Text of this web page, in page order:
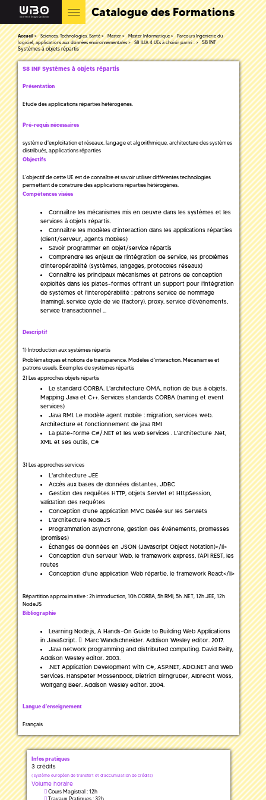
Catalogue des Formations
Accueil Sciences, Technologies, Santé Master Master Informatique
Parcours Ingénierie du
logiciel, applications aux données environnementales
S8 ILIA 4 UEs à choisir parmi :
S8 INF
Systèmes à objets répartis
S8 INF Systèmes à objets répartis
Présentation
Etude des applications réparties hétérogènes.
Pré-requis nécessaires
système d'exploitation et réseaux, langage et algorithmique, architecture des systèmes
distribués, applications réparties
Objectifs
L’objectif de cette UE est de connaître et savoir utiliser différentes technologies
permettant de construire des applications réparties hétérogènes.
Compétences visées
Connaître les mécanismes mis en oeuvre dans les systèmes et les
services à objets répartis.
Connaître les modèles d’interaction dans les applications réparties
(client/serveur, agents mobiles)
Savoir programmer en objet/service répartis
Comprendre les enjeux de l'intégration de service, les problèmes
d'interopérabilité (systèmes, langages, protocoles réseaux)
Connaître les principaux mécanismes et patrons de conception
exploités dans les plates-formes offrant un support pour l'intégration
de systèmes et l'interopérabilité : patrons service de nommage
(naming), service cycle de vie (factory), proxy, service d'événements,
service transactionnel ...
Descriptif
1) Introduction aux systèmes répartis
Problèmatiques et notions de transparence. Modèles d'interaction. Mécanismes et
patrons usuels. Exemples de systèmes répartis
2) Les approches objets répartis
Le standard CORBA. L'architecture OMA, notion de bus à objets.
Mapping Java et C++. Services standards CORBA (naming et event
services)
Java RMI. Le modèle agent mobile : migration, services web.
Architecture et fonctionnement de java RMI
La plate-forme C#/.NET et les web services . L'architecture .Net,
XML et ses outils, C#
3) Les approches services
L'architecture JEE
Accès aux bases de données distantes, JDBC
Gestion des requêtes HTTP, objets Servlet et HttpSession,
validation des requêtes
Conception d'une application MVC basée sur les Servlets
L'architecture NodeJS
Programmation asynchrone, gestion des événements, promesses
(promises)
Échanges de données en JSON (Javascript Object Notation)</li>
Conception d'un serveur Web, le framework express, l'API REST, les
routes
Conception d'une application Web répartie, le framework React</li>
Répartition approximative : 2h introduction, 10h CORBA, 5h RMI, 5h .NET, 12h JEE, 12h
NodeJS
Bibliographie
Learning Node.js, A Hands-On Guide to Building Web Applications
in JavaScript.
Marc Wandschneider. Addison Wesley editor. 2017.
Java network programming and distributed computing. David Reilly,
Addison Wesley editor. 2003.
.NET Application Development with C#, ASP.NET, ADO.NET and Web
Services. Hanspeter Mossenbock, Dietrich Birngruber, Albrecht Woss,
Wolfgang Beer. Addison Wesley editor. 2004.
Langue d'enseignement
Français
Infos pratiques
3 crédits
( système européen de transfert et d'accumulation de crédits)
Volume horaire
Cours Magistral : 12h
Travaux Pratiques : 32h